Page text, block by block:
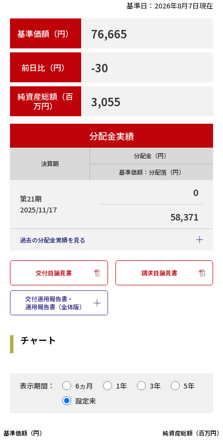
基準日： 2026年8月7日現在
基準価額（円） 76,665
前日比（円） -30
純資産総額（百
万円） 3,055
分配金実績
決算期
分配金（円）
基準価額：分配落（円）
第21期
2025/11/17
0
58,371
過去の分配金実績を見る
設定来分配金累計（円
・2005年3月3日設定）
0
決算期
第21期 2025/11/17
2024/11/15
44,125
交付目論見書 請求目論見書
交付運用報告書・
運用報告書（全体版）
チャート
表示期間： 6ヵ月 1年 3年
5年
設定来